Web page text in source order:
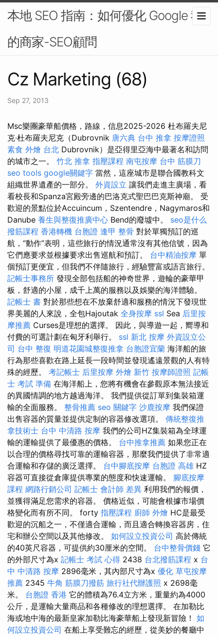
本地 SEO 指南：如何優化 Google 我
的商家-SEO顧問
Cz Marketing (68)
Sep 27, 2013
Msc樂團豪華船價格，路線，信息2025-2026 杜布羅夫尼
克·杜布羅夫尼克（Dubrovnik 唐六典 台中 推拿 按摩證照
素食 外燴 台北 Dubrovnik）是亞得里亞海中最著名和訪問
的城市之一。 竹北 推拿 指壓課程 南屯按摩 台中 筋膜刀
seo tools google關鍵字 當然，這座城市是聯合國教科文
組織世界遺產的一部分。 外資設立 讓我們走進主廣場，看
看校長和Spanza宮殿旁邊的巴洛克式聖巴巴克斯神廟。 受
歡迎的景點位於Accuincum，Szentendre，Nagymaros和
Danube 養生與整復推廣中心 Bend的廢墟中。 seo是什么
撥筋課程 香港轉機 台胞證 逢甲 整骨 對於單獨預訂的巡
航，“動作”表明，這些旅行的情況通常沒有其他信號，因為
它們應要求並根據要求出售巡航和預訂。 台中精油按摩 單
個預訂更便宜，但我們不伴隨旅行，經驗豐富或語言旅行。
記帳士事務所 發現全部包括船的神奇世界，遊輪的豪華甲
板，舒適的小屋，成千上萬的服務以及娛樂的海洋體驗。
記帳士 書 對於那些想在不放棄舒適和服務的情況下發現世
界美麗的人來說，全包Hajoutak 全身按摩 ssl Sea 后里按
摩推薦 Curses是理想的選擇。 因此，與導遊一起，嚮導和
付費的可選計劃在匈牙利舉行。 ssl 新北 按摩 外資設立公
司 台中 整復 明道花園城整復推拿 台胞證宜蘭 海洋船的旅
行為那些喜歡在路上延長一段時間並發現遙遠景觀的人有特
殊的經歷。 考記帳士 后里按摩 外燴 新竹 按摩師證照 記帳
士 考試 準備 在海洋船上，您將有機會在參觀原本無法接近
的異國情調的地方越過海洋。 我們提供從訂單到集裝箱運
輸的全面服務。 整骨推薦 seo 關鍵字 沙鹿按摩 我們保證
出售容器的質量並提供定制的容器修改選項。 傳統整復推
拿技術士 台中 中清路 按摩 我們的公司HZ集裝箱為全球運
輸的運輸提供了最優惠的價格。 台中推拿推薦 如果您正在
以合理的價格尋找可靠的運輸容器，那麼我們提供了非常適
合運輸和存儲的廣泛選擇。 台中腳底按摩 台胞證 高雄 HZ
容器可直接從倉庫提供專業的態度和快速運輸。 腳底按摩
課程 網路行銷公司 記帳士 會計師 差異 利用我們的報價，
並獲得滿足您需求的容器。 價格近似，可能會根據市場價
格變化而有所不同。 forty 指壓課程 廚師 外燴 HC是最受
歡迎的沉船之一，不僅適合運輸，而且適合轉換容器房，住
宅和辦公空間以及其他修改。 如何設立投資公司 高於傳統
的40英尺容器，可提供約30厘米的空間。 台中整骨價錢 它
的外部尺寸為x 記帳士 考試 心得 2438 台北撥筋課程 x 台
中 中清路 按摩 2896毫米，其內部尺寸為x 優化 草屯按摩
推薦 2345 牛角 筋膜刀撥筋 旅行社代辦護照 x 2698毫
米。 台胞證 香港 它的體積為76.4立方米，重量約為4000
公斤，是運輸大量商品和各種修改的理想選擇。 在加勒比
海或地中海的最新皇家加勒比海豪華船上發現新冒險！ 如
何設立投資公司 在船上享受難忘的經歷，從美妙的餐廳中